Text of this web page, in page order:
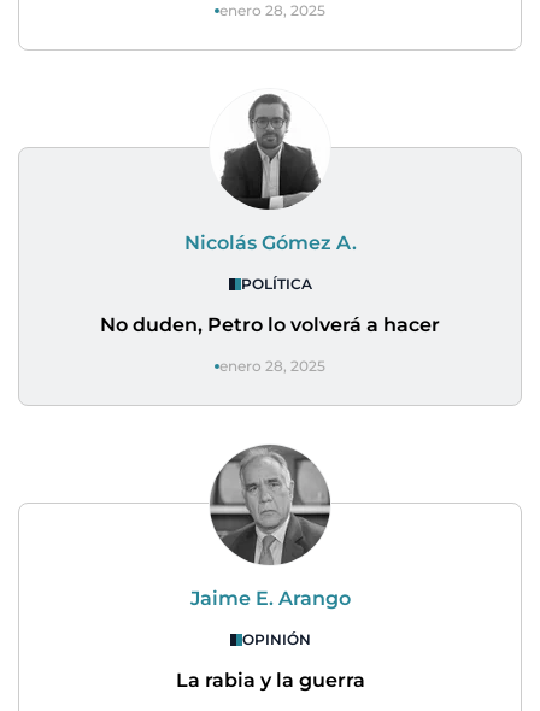
enero 28, 2025
Nicolás Gómez A.
POLÍTICA
No duden, Petro lo volverá a hacer
enero 28, 2025
Jaime E. Arango
OPINIÓN
La rabia y la guerra